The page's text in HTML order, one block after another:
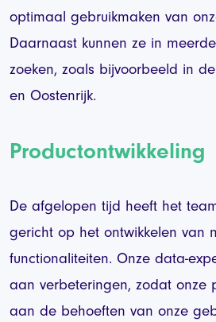
optimaal gebruikmaken van
Daarnaast kunnen ze in
zoeken, zoals bijvoorbeeld in
en Oostenrijk.
Productontwikkeling
De afgelopen tijd heeft het
gericht op het ontwikkelen van
functionaliteiten. Onze data-
aan verbeteringen, zodat onze
aan de behoeften van onze